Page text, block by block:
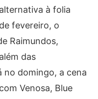
à folia
fevereiro, o
Raimundos,
das
no domingo, a cena
Venosa, Blue